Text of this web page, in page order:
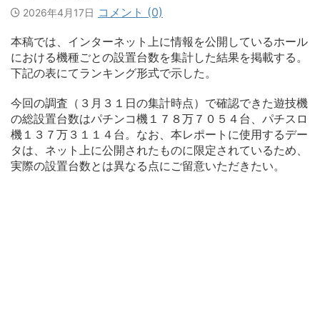
2026年4月17日 コメント (0)
本稿では、インターネット上に情報を公開しているホール
における機種ごとの設置台数を集計した結果を掲載する。
下記の表にてランキング形式で示した。
今回の調査（３月３１日の集計時点）で確認できた遊技機
の総設置台数はパチンコ機１７８万７０５４台、パチスロ
機１３７万３１１４台。なお、本レポートに使用するデー
タは、ネット上に公開されたものに限定されているため、
実際の設置台数とは異なる点にご留意いただきたい。